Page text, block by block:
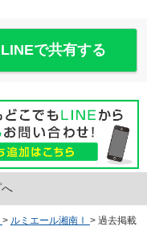
LINEで共有する
> ルミエール湘南Ⅰ > 過去掲載